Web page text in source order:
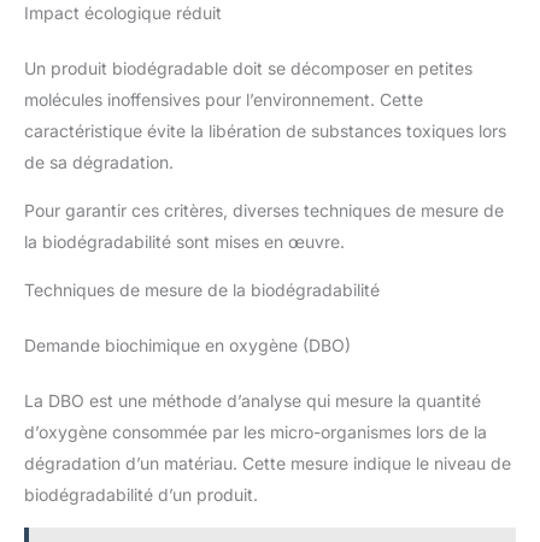
Impact écologique réduit
Un produit biodégradable doit se décomposer en petites
molécules inoffensives pour l’environnement. Cette
caractéristique évite la libération de substances toxiques lors
de sa dégradation.
Pour garantir ces critères, diverses techniques de mesure de
la biodégradabilité sont mises en œuvre.
Techniques de mesure de la biodégradabilité
Demande biochimique en oxygène (DBO)
La DBO est une méthode d’analyse qui mesure la quantité
d’oxygène consommée par les micro-organismes lors de la
dégradation d’un matériau. Cette mesure indique le niveau de
biodégradabilité d’un produit.